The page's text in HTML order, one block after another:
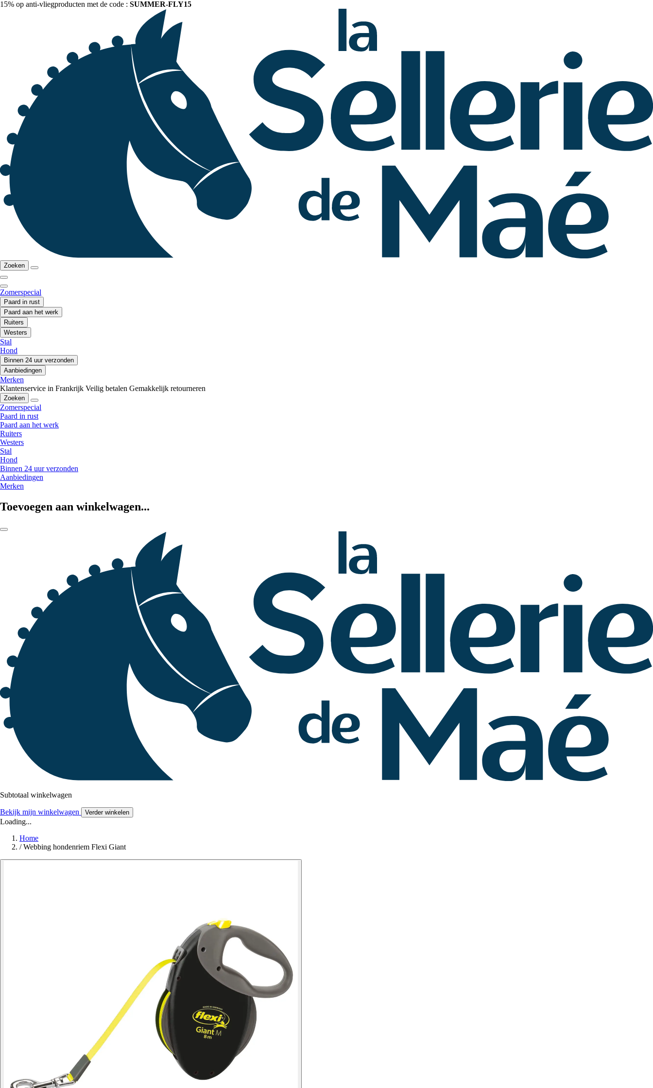
15% op anti-vliegproducten met de code : SUMMER-FLY15
Zoeken
Zomerspecial
Paard in rust
Paard aan het werk
Ruiters
Westers
Stal
Hond
Binnen 24 uur verzonden
Aanbiedingen
Merken
Klantenservice in Frankrijk Veilig betalen Gemakkelijk retourneren
Zoeken
Zomerspecial
Paard in rust
Paard aan het werk
Ruiters
Westers
Stal
Hond
Binnen 24 uur verzonden
Aanbiedingen
Merken
Toevoegen aan winkelwagen...
Subtotaal winkelwagen
Bekijk mijn winkelwagen Verder winkelen
Loading...
Home
/ Webbing hondenriem Flexi Giant